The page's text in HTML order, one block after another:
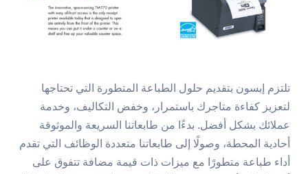
تلتزم إبسون بتقديم حلول الطباعة المتطورة التي تحتاجها
لتعزيز كفاءة متاجرك باستمرار، وخفض التكاليف، وخدمة
عملائك بشكل أفضل. بدءًا من طابعاتنا السريعة والموثوقة
أحادية المحطة، وصولًا إلى طابعاتنا متعددة الوظائف التي تقدم
أداء طباعة متطورًا مع ميزات ذات قيمة مضافة تتفوق على